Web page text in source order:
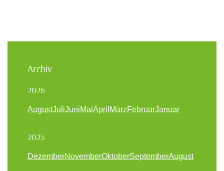
Archiv
2026
AugustJuliJuniMaiApril MärzFebruarJanuar
2025
DezemberNovemberOktoberSeptemberAugust